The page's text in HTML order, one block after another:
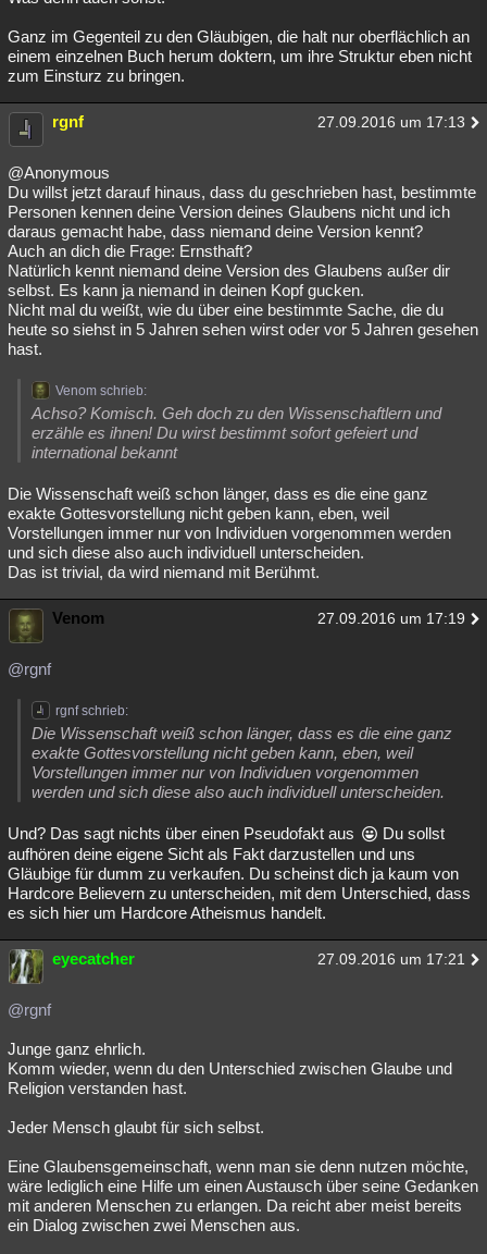
Ganz im Gegenteil zu den Gläubigen, die halt nur oberflächlich an
einem einzelnen Buch herum doktern, um ihre Struktur eben nicht
zum Einsturz zu bringen.
rgnf 27.09.2016 um 17:13
@Anonymous
Du willst jetzt darauf hinaus, dass du geschrieben hast, bestimmte
Personen kennen deine Version deines Glaubens nicht und ich
daraus gemacht habe, dass niemand deine Version kennt?
Auch an dich die Frage: Ernsthaft?
Natürlich kennt niemand deine Version des Glaubens außer dir
selbst. Es kann ja niemand in deinen Kopf gucken.
Nicht mal du weißt, wie du über eine bestimmte Sache, die du
heute so siehst in 5 Jahren sehen wirst oder vor 5 Jahren gesehen
hast.
Venom schrieb:
Achso? Komisch. Geh doch zu den Wissenschaftlern und
erzähle es ihnen! Du wirst bestimmt sofort gefeiert und
international bekannt
Die Wissenschaft weiß schon länger, dass es die eine ganz
exakte Gottesvorstellung nicht geben kann, eben, weil
Vorstellungen immer nur von Individuen vorgenommen werden
und sich diese also auch individuell unterscheiden.
Das ist trivial, da wird niemand mit Berühmt.
Venom 27.09.2016 um 17:19
@rgnf
rgnf schrieb:
Die Wissenschaft weiß schon länger, dass es die eine ganz
exakte Gottesvorstellung nicht geben kann, eben, weil
Vorstellungen immer nur von Individuen vorgenommen
werden und sich diese also auch individuell unterscheiden.
Und? Das sagt nichts über einen Pseudofakt aus
Du sollst
aufhören deine eigene Sicht als Fakt darzustellen und uns
Gläubige für dumm zu verkaufen. Du scheinst dich ja kaum von
Hardcore Believern zu unterscheiden, mit dem Unterschied, dass
es sich hier um Hardcore Atheismus handelt.
eyecatcher 27.09.2016 um 17:21
@rgnf
Junge ganz ehrlich.
Komm wieder, wenn du den Unterschied zwischen Glaube und
Religion verstanden hast.
Jeder Mensch glaubt für sich selbst.
Eine Glaubensgemeinschaft, wenn man sie denn nutzen möchte,
wäre lediglich eine Hilfe um einen Austausch über seine Gedanken
mit anderen Menschen zu erlangen. Da reicht aber meist bereits
ein Dialog zwischen zwei Menschen aus.